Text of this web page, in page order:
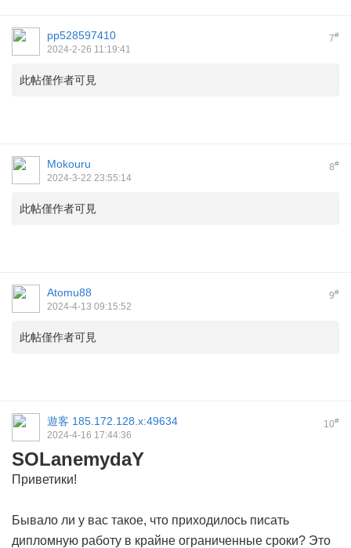
7#
pp528597410
2024-2-26 11:19:41
此帖僅作者可見
8#
Mokouru
2024-3-22 23:55:14
此帖僅作者可見
9#
Atomu88
2024-4-13 09:15:52
此帖僅作者可見
10#
遊客 185.172.128.x:49634
2024-4-16 17:44:36
SOLanemydaY
Приветики!
Бывало ли у вас такое, что приходилось писать
дипломную работу в крайне ограниченные сроки? Это